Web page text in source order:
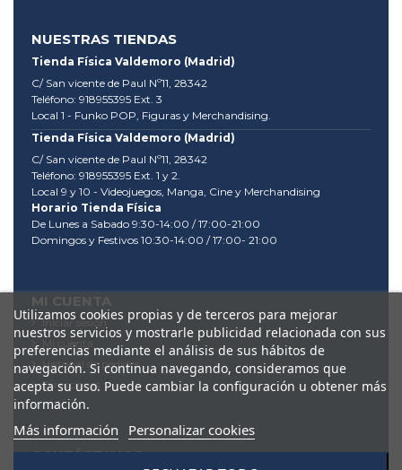
NUESTRAS TIENDAS
Tienda Física Valdemoro (Madrid)
C/ San vicente de Paul Nº11, 28342
Teléfono: 918955395 Ext. 3
Local 1 - Funko POP, Figuras y Merchandising.
Tienda Física Valdemoro (Madrid)
C/ San vicente de Paul Nº11, 28342
Teléfono: 918955395 Ext. 1 y 2.
Local 9 y 10 - Videojuegos, Manga, Cine y Merchandising
Horario Tienda Física
De Lunes a Sabado 9:30-14:00 / 17:00-21:00
Domingos y Festivos 10:30-14:00 / 17:00- 21:00
Iniciar sesión
Mi cuenta
Historial de pedidos
Direcciones
CONTÁCTANOS
Utilizamos cookies propias y de terceros para mejorar
nuestros servicios y mostrarle publicidad relacionada con sus
preferencias mediante el análisis de sus hábitos de
navegación. Si continua navegando, consideramos que
acepta su uso. Puede cambiar la configuración u obtener más
información.
Más información Personalizar cookies